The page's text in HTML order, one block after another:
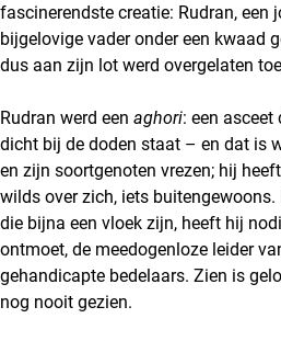
fascinerendste creatie: Rudran, een
bijgelovige vader onder een kwaad
dus aan zijn lot werd overgelaten
Rudran werd een aghori: een asceet
dicht bij de doden staat – en dat is
en zijn soortgenoten vrezen; hij
wilds over zich, iets buitengewoons.
die bijna een vloek zijn, heeft hij
ontmoet, de meedogenloze leider
gehandicapte bedelaars. Zien is
nog nooit gezien.